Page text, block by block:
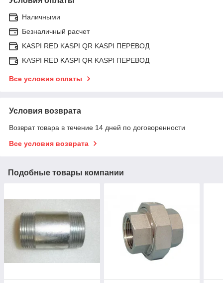
Наличными
Безналичный расчет
KASPI RED KASPI QR KASPI ПЕРЕВОД
KASPI RED KASPI QR KASPI ПЕРЕВОД
Все условия оплаты
Условия возврата
Возврат товара в течение 14 дней по договоренности
Все условия возврата
Подобные товары компании